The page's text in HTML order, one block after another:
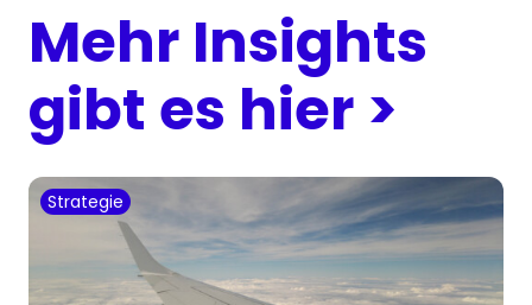
Mehr Insights
gibt es hier >
Strategie